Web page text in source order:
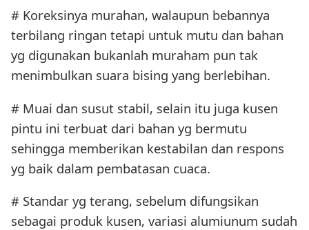
# Koreksinya murahan, walaupun bebannya
terbilang ringan tetapi untuk mutu dan bahan
yg digunakan bukanlah muraham pun tak
menimbulkan suara bising yang berlebihan.
# Muai dan susut stabil, selain itu juga kusen
pintu ini terbuat dari bahan yg bermutu
sehingga memberikan kestabilan dan respons
yg baik dalam pembatasan cuaca.
# Standar yg terang, sebelum difungsikan
sebagai produk kusen, variasi alumiunum sudah